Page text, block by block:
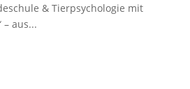
& Tierpsychologie mit
– aus...